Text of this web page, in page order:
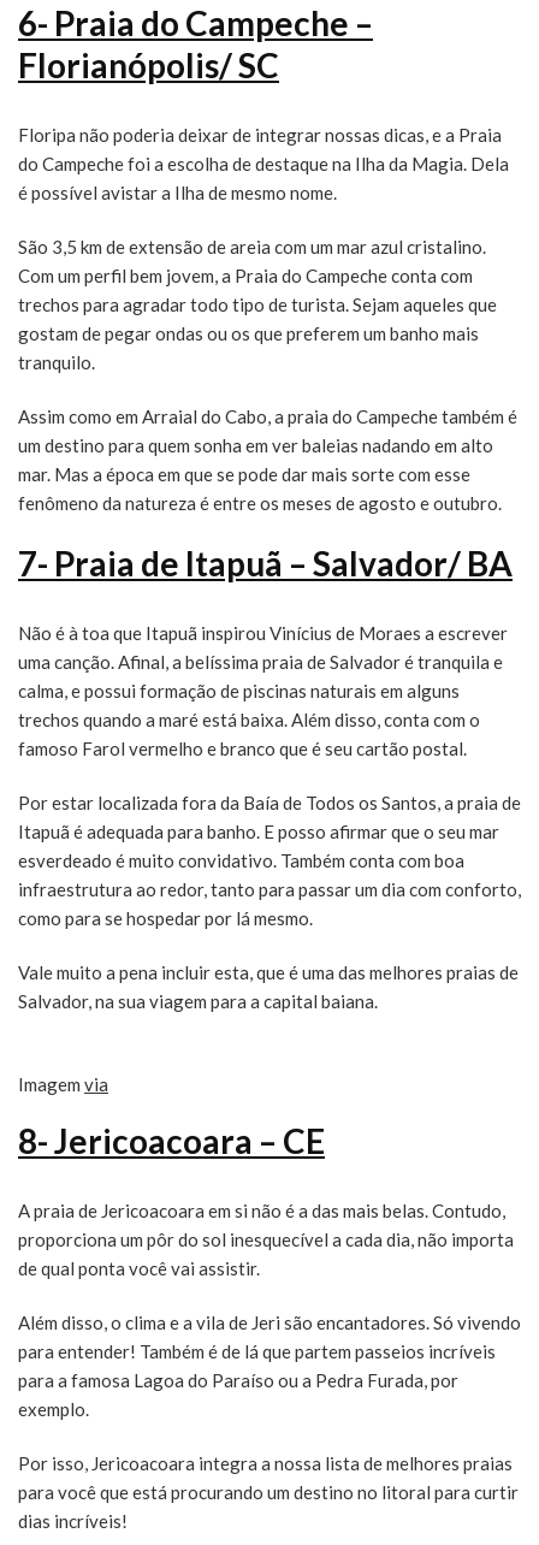
6- Praia do Campeche –
Florianópolis/ SC
Floripa não poderia deixar de integrar nossas dicas, e a Praia
do Campeche foi a escolha de destaque na Ilha da Magia. Dela
é possível avistar a Ilha de mesmo nome.
São 3,5 km de extensão de areia com um mar azul cristalino.
Com um perfil bem jovem, a Praia do Campeche conta com
trechos para agradar todo tipo de turista. Sejam aqueles que
gostam de pegar ondas ou os que preferem um banho mais
tranquilo.
Assim como em Arraial do Cabo, a praia do Campeche também é
um destino para quem sonha em ver baleias nadando em alto
mar. Mas a época em que se pode dar mais sorte com esse
fenômeno da natureza é entre os meses de agosto e outubro.
7- Praia de Itapuã – Salvador/ BA
Não é à toa que Itapuã inspirou Vinícius de Moraes a escrever
uma canção. Afinal, a belíssima praia de Salvador é tranquila e
calma, e possui formação de piscinas naturais em alguns
trechos quando a maré está baixa. Além disso, conta com o
famoso Farol vermelho e branco que é seu cartão postal.
Por estar localizada fora da Baía de Todos os Santos, a praia de
Itapuã é adequada para banho. E posso afirmar que o seu mar
esverdeado é muito convidativo. Também conta com boa
infraestrutura ao redor, tanto para passar um dia com conforto,
como para se hospedar por lá mesmo.
Vale muito a pena incluir esta, que é uma das melhores praias de
Salvador, na sua viagem para a capital baiana.
Imagem via
8- Jericoacoara – CE
A praia de Jericoacoara em si não é a das mais belas. Contudo,
proporciona um pôr do sol inesquecível a cada dia, não importa
de qual ponta você vai assistir.
Além disso, o clima e a vila de Jeri são encantadores. Só vivendo
para entender! Também é de lá que partem passeios incríveis
para a famosa Lagoa do Paraíso ou a Pedra Furada, por
exemplo.
Por isso, Jericoacoara integra a nossa lista de melhores praias
para você que está procurando um destino no litoral para curtir
dias incríveis!